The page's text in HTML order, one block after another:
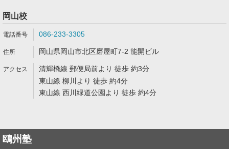
岡山校
086-233-3305
岡山県岡山市北区磨屋町7-2 能開ビル
清輝橋線 郵便局前より 徒歩 約3分
東山線 柳川より 徒歩 約4分
東山線 西川緑道公園より 徒歩 約4分
鴎州塾